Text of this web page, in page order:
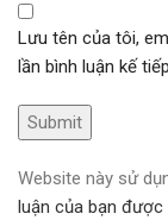
Lưu tên của tôi,
lần bình luận kế
Website này sử
luận của bạn